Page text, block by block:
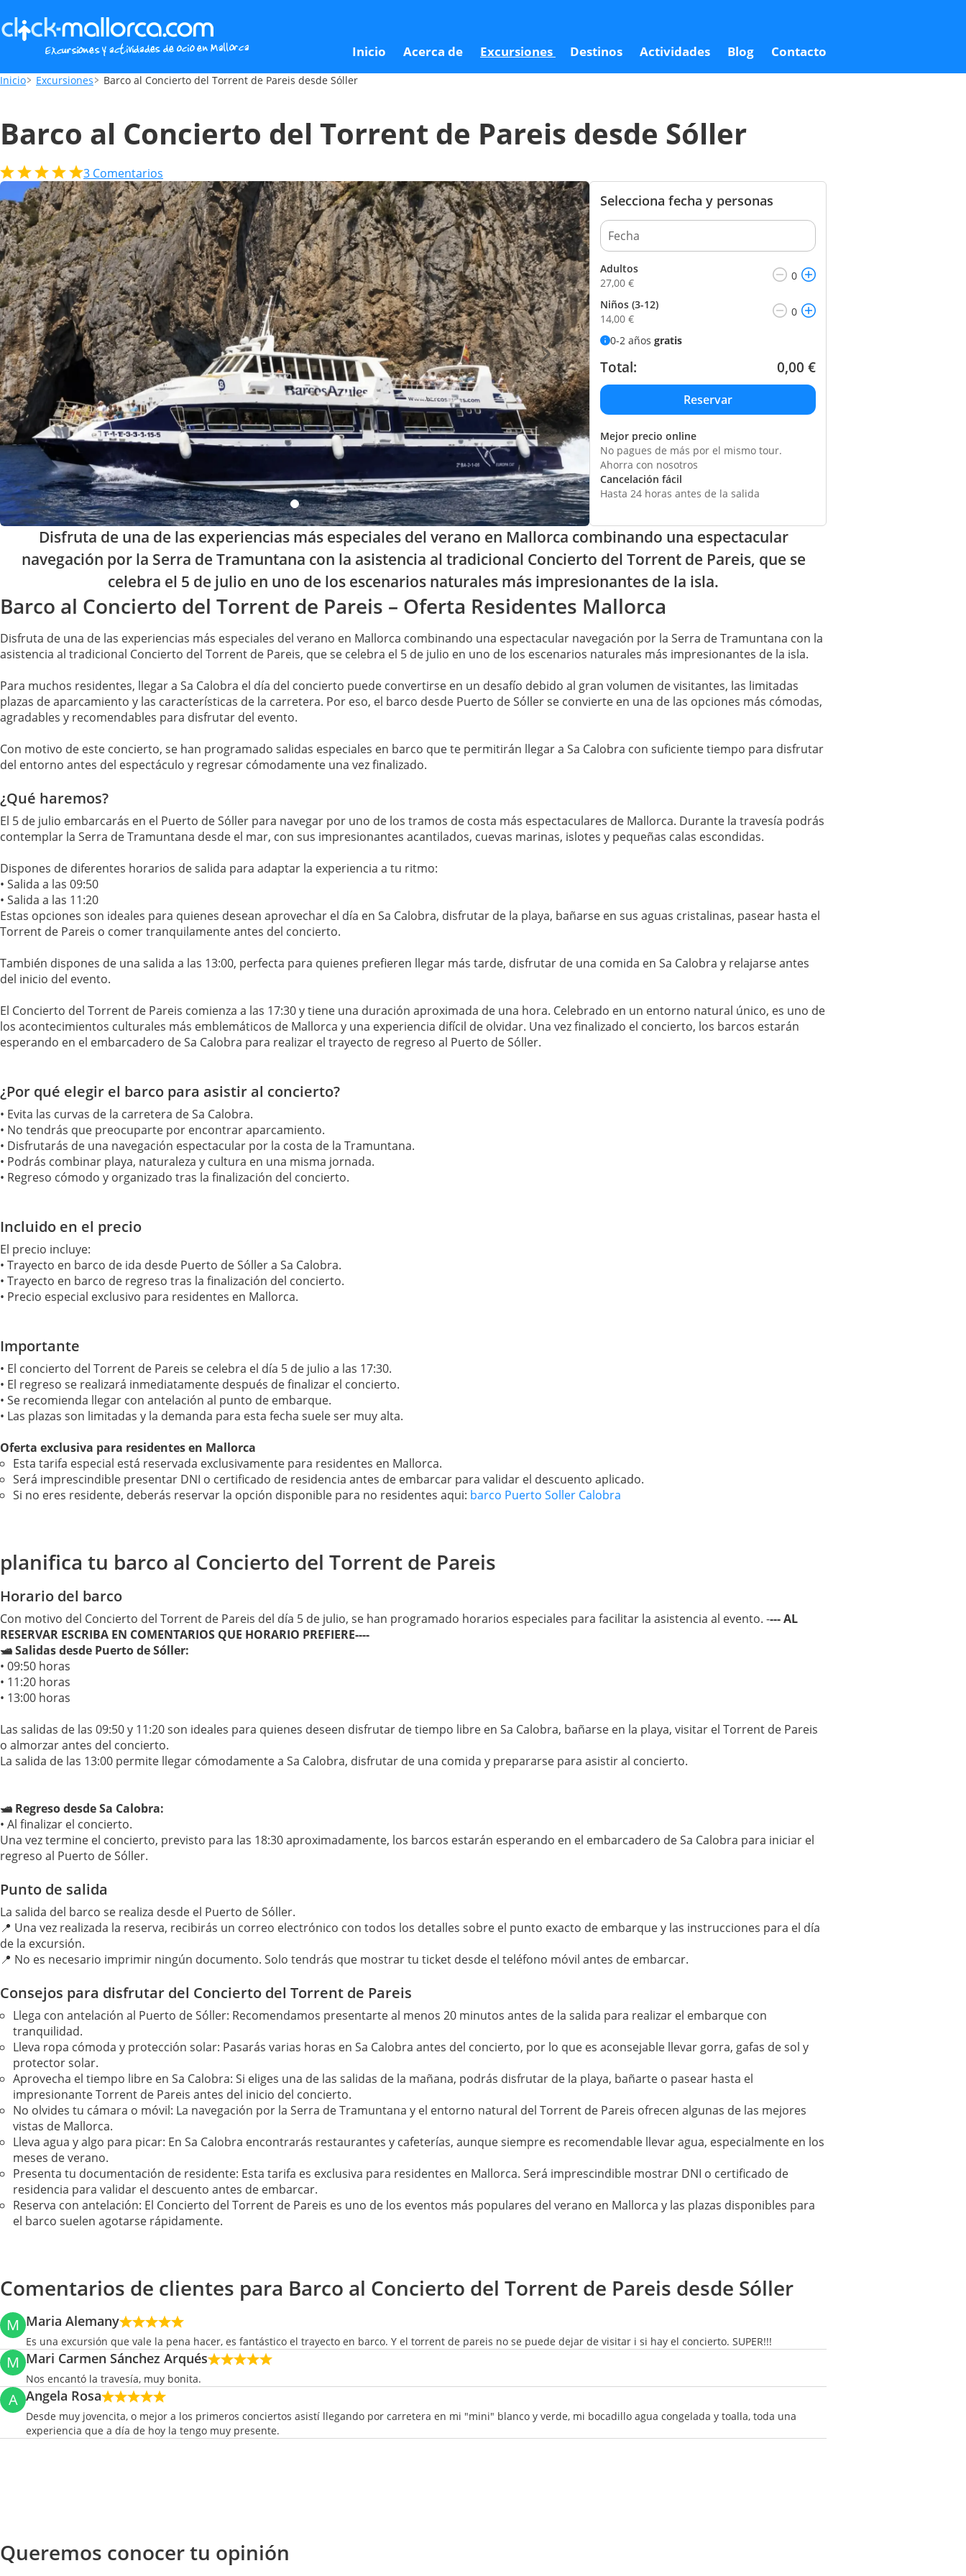
Inicio Acerca de Excursiones Destinos Actividades Blog Contacto
Barco al Concierto del Torrent de Pareis desde Sóller
Inicio Excursiones Barco al Concierto del Torrent de Pareis desde Sóller
Barco al Concierto del Torrent de Pareis desde Sóller
3 Comentarios
Selecciona fecha y personas
Adultos
27,00 €
Niños (3-12)
14,00 €
0-2 años gratis
Total: 0,00 €
Mejor precio online
No pagues de más por el mismo tour.
Ahorra con nosotros
Cancelación fácil
Hasta 24 horas antes de la salida
Disfruta de una de las experiencias más especiales del verano en Mallorca combinando una espectacular
navegación por la Serra de Tramuntana con la asistencia al tradicional Concierto del Torrent de Pareis, que se
celebra el 5 de julio en uno de los escenarios naturales más impresionantes de la isla.
Barco al Concierto del Torrent de Pareis – Oferta Residentes Mallorca
Disfruta de una de las experiencias más especiales del verano en Mallorca combinando una espectacular navegación por la Serra de Tramuntana con la
asistencia al tradicional Concierto del Torrent de Pareis, que se celebra el 5 de julio en uno de los escenarios naturales más impresionantes de la isla.
Para muchos residentes, llegar a Sa Calobra el día del concierto puede convertirse en un desafío debido al gran volumen de visitantes, las limitadas
plazas de aparcamiento y las características de la carretera. Por eso, el barco desde Puerto de Sóller se convierte en una de las opciones más cómodas,
agradables y recomendables para disfrutar del evento.
Con motivo de este concierto, se han programado salidas especiales en barco que te permitirán llegar a Sa Calobra con suficiente tiempo para disfrutar
del entorno antes del espectáculo y regresar cómodamente una vez finalizado.
¿Qué haremos?
El 5 de julio embarcarás en el Puerto de Sóller para navegar por uno de los tramos de costa más espectaculares de Mallorca. Durante la travesía podrás
contemplar la Serra de Tramuntana desde el mar, con sus impresionantes acantilados, cuevas marinas, islotes y pequeñas calas escondidas.
Dispones de diferentes horarios de salida para adaptar la experiencia a tu ritmo:
• Salida a las 09:50
• Salida a las 11:20
Estas opciones son ideales para quienes desean aprovechar el día en Sa Calobra, disfrutar de la playa, bañarse en sus aguas cristalinas, pasear hasta el
Torrent de Pareis o comer tranquilamente antes del concierto.
También dispones de una salida a las 13:00, perfecta para quienes prefieren llegar más tarde, disfrutar de una comida en Sa Calobra y relajarse antes
del inicio del evento.
El Concierto del Torrent de Pareis comienza a las 17:30 y tiene una duración aproximada de una hora. Celebrado en un entorno natural único, es uno de
los acontecimientos culturales más emblemáticos de Mallorca y una experiencia difícil de olvidar. Una vez finalizado el concierto, los barcos estarán
esperando en el embarcadero de Sa Calobra para realizar el trayecto de regreso al Puerto de Sóller.
¿Por qué elegir el barco para asistir al concierto?
• Evita las curvas de la carretera de Sa Calobra.
• No tendrás que preocuparte por encontrar aparcamiento.
• Disfrutarás de una navegación espectacular por la costa de la Tramuntana.
• Podrás combinar playa, naturaleza y cultura en una misma jornada.
• Regreso cómodo y organizado tras la finalización del concierto.
Incluido en el precio
El precio incluye:
• Trayecto en barco de ida desde Puerto de Sóller a Sa Calobra.
• Trayecto en barco de regreso tras la finalización del concierto.
• Precio especial exclusivo para residentes en Mallorca.
Importante
• El concierto del Torrent de Pareis se celebra el día 5 de julio a las 17:30.
• El regreso se realizará inmediatamente después de finalizar el concierto.
• Se recomienda llegar con antelación al punto de embarque.
• Las plazas son limitadas y la demanda para esta fecha suele ser muy alta.
Oferta exclusiva para residentes en Mallorca
Esta tarifa especial está reservada exclusivamente para residentes en Mallorca.
Será imprescindible presentar DNI o certificado de residencia antes de embarcar para validar el descuento aplicado.
Si no eres residente, deberás reservar la opción disponible para no residentes aqui: barco Puerto Soller Calobra
planifica tu barco al Concierto del Torrent de Pareis
Horario del barco
Con motivo del Concierto del Torrent de Pareis del día 5 de julio, se han programado horarios especiales para facilitar la asistencia al evento. ---- AL
RESERVAR ESCRIBA EN COMENTARIOS QUE HORARIO PREFIERE----
🛥 Salidas desde Puerto de Sóller:
• 09:50 horas
• 11:20 horas
• 13:00 horas
Las salidas de las 09:50 y 11:20 son ideales para quienes deseen disfrutar de tiempo libre en Sa Calobra, bañarse en la playa, visitar el Torrent de Pareis
o almorzar antes del concierto.
La salida de las 13:00 permite llegar cómodamente a Sa Calobra, disfrutar de una comida y prepararse para asistir al concierto.
🛥 Regreso desde Sa Calobra:
• Al finalizar el concierto.
Una vez termine el concierto, previsto para las 18:30 aproximadamente, los barcos estarán esperando en el embarcadero de Sa Calobra para iniciar el
regreso al Puerto de Sóller.
Punto de salida
La salida del barco se realiza desde el Puerto de Sóller.
📍 Una vez realizada la reserva, recibirás un correo electrónico con todos los detalles sobre el punto exacto de embarque y las instrucciones para el día
de la excursión.
📍 No es necesario imprimir ningún documento. Solo tendrás que mostrar tu ticket desde el teléfono móvil antes de embarcar.
Consejos para disfrutar del Concierto del Torrent de Pareis
Llega con antelación al Puerto de Sóller: Recomendamos presentarte al menos 20 minutos antes de la salida para realizar el embarque con
tranquilidad.
Lleva ropa cómoda y protección solar: Pasarás varias horas en Sa Calobra antes del concierto, por lo que es aconsejable llevar gorra, gafas de sol y
protector solar.
Aprovecha el tiempo libre en Sa Calobra: Si eliges una de las salidas de la mañana, podrás disfrutar de la playa, bañarte o pasear hasta el
impresionante Torrent de Pareis antes del inicio del concierto.
No olvides tu cámara o móvil: La navegación por la Serra de Tramuntana y el entorno natural del Torrent de Pareis ofrecen algunas de las mejores
vistas de Mallorca.
Lleva agua y algo para picar: En Sa Calobra encontrarás restaurantes y cafeterías, aunque siempre es recomendable llevar agua, especialmente en los
meses de verano.
Presenta tu documentación de residente: Esta tarifa es exclusiva para residentes en Mallorca. Será imprescindible mostrar DNI o certificado de
residencia para validar el descuento antes de embarcar.
Reserva con antelación: El Concierto del Torrent de Pareis es uno de los eventos más populares del verano en Mallorca y las plazas disponibles para
el barco suelen agotarse rápidamente.
Comentarios de clientes para Barco al Concierto del Torrent de Pareis desde Sóller
M Maria Alemany
Es una excursión que vale la pena hacer, es fantástico el trayecto en barco. Y el torrent de pareis no se puede dejar de visitar i si hay el concierto. SUPER!!!
M Mari Carmen Sánchez Arqués
Nos encantó la travesía, muy bonita.
A Angela Rosa
Desde muy jovencita, o mejor a los primeros conciertos asistí llegando por carretera en mi "mini" blanco y verde, mi bocadillo agua congelada y toalla, toda una
experiencia que a día de hoy la tengo muy presente.
Queremos conocer tu opinión